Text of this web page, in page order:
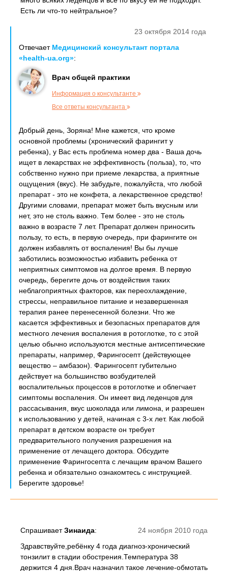
Есть ли что-то нейтральное?
23 октября 2014 года
Отвечает Медицинский консультант портала
«health-ua.org»:
Врач общей практики
Информация о консультанте
Все ответы консультанта
Добрый день, Зоряна! Мне кажется, что кроме
основной проблемы (хронический фарингит у
ребенка), у Вас есть проблема номер два - Ваша дочь
ищет в лекарствах не эффективность (польза), то, что
собственно нужно при приеме лекарства, а приятные
ощущения (вкус). Не забудьте, пожалуйста, что любой
препарат - это не конфета, а лекарственное средство!
Другими словами, препарат может быть вкусным или
нет, это не столь важно. Тем более - это не столь
важно в возрасте 7 лет. Препарат должен приносить
пользу, то есть, в первую очередь, при фарингите он
должен избавлять от воспаления! Вы бы лучше
заботились возможностью избавить ребенка от
неприятных симптомов на долгое время. В первую
очередь, берегите дочь от воздействия таких
неблагоприятных факторов, как переохлаждение,
стрессы, неправильное питание и незавершенная
терапия ранее перенесенной болезни. Что же
касается эффективных и безопасных препаратов для
местного лечения воспаления в ротоглотке, то с этой
целью обычно используются местные антисептические
препараты, например, Фарингосепт (действующее
вещество – амбазон). Фарингосепт губительно
действует на большинство возбудителей
воспалительных процессов в ротоглотке и облегчает
симптомы воспаления. Он имеет вид леденцов для
рассасывания, вкус шоколада или лимона, и разрешен
к использованию у детей, начиная с 3-х лет. Как любой
препарат в детском возрасте он требует
предварительного получения разрешения на
применение от лечащего доктора. Обсудите
применение Фарингосепта с лечащим врачом Вашего
ребенка и обязательно ознакомтесь с инструкцией.
Берегите здоровье!
24 ноября 2010 года
СпрашиваетЗинаида:
Здравствуйте,ребёнку 4 года диагноз-хронический
тонзилит в стадии обострения.Температура 38
держится 4 дня.Врач назначил такое лечение-обмотать